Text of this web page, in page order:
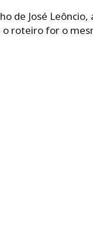
de José
roteiro for o